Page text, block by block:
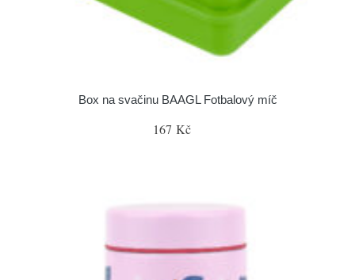
Box na svačinu BAAGL Fotbalový míč
167 Kč